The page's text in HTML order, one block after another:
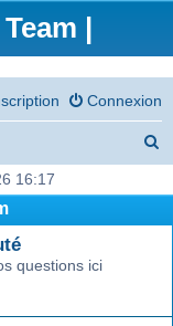
|
Connexion
16:17
questions ici